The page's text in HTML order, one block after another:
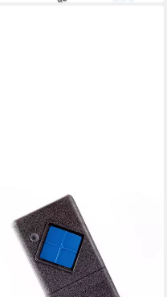
Sie die crane Skala zu
Tor-Funksteuerung
Handsender S10-868A1K00,
für Garagentorantriebe
38,80 €
lieferbar - in 3-4 Werktagen bei dir